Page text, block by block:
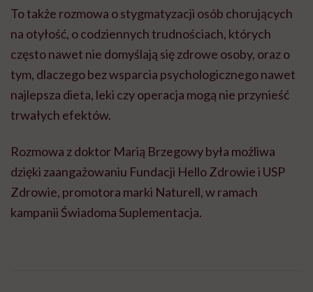
To także rozmowa o stygmatyzacji osób chorujących
na otyłość, o codziennych trudnościach, których
często nawet nie domyślają się zdrowe osoby, oraz o
tym, dlaczego bez wsparcia psychologicznego nawet
najlepsza dieta, leki czy operacja mogą nie przynieść
trwałych efektów.
Rozmowa z doktor Marią Brzegowy była możliwa
dzięki zaangażowaniu Fundacji Hello Zdrowie i USP
Zdrowie, promotora marki Naturell, w ramach
kampanii Świadoma Suplementacja.